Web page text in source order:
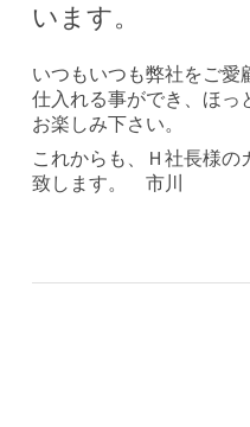
います。
いつもいつも弊社をご愛
仕入れる事ができ、ほっ
お楽しみ下さい。
これからも、Ｈ社長様の
致します。 市川